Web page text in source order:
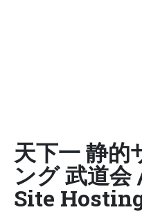
天下一 静的
ング 武道
Site